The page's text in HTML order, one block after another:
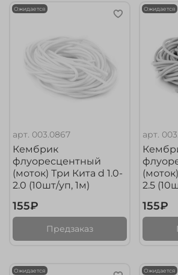
Ожидается
арт. 003.0867
Кембрик
флуоресцентный
(моток) Три Кита d 1.0-
2.0 (10шт/уп, 1м)
155₽
Предзаказ
Ожидается
арт.
2.5
155₽
Ожидается Ожидается